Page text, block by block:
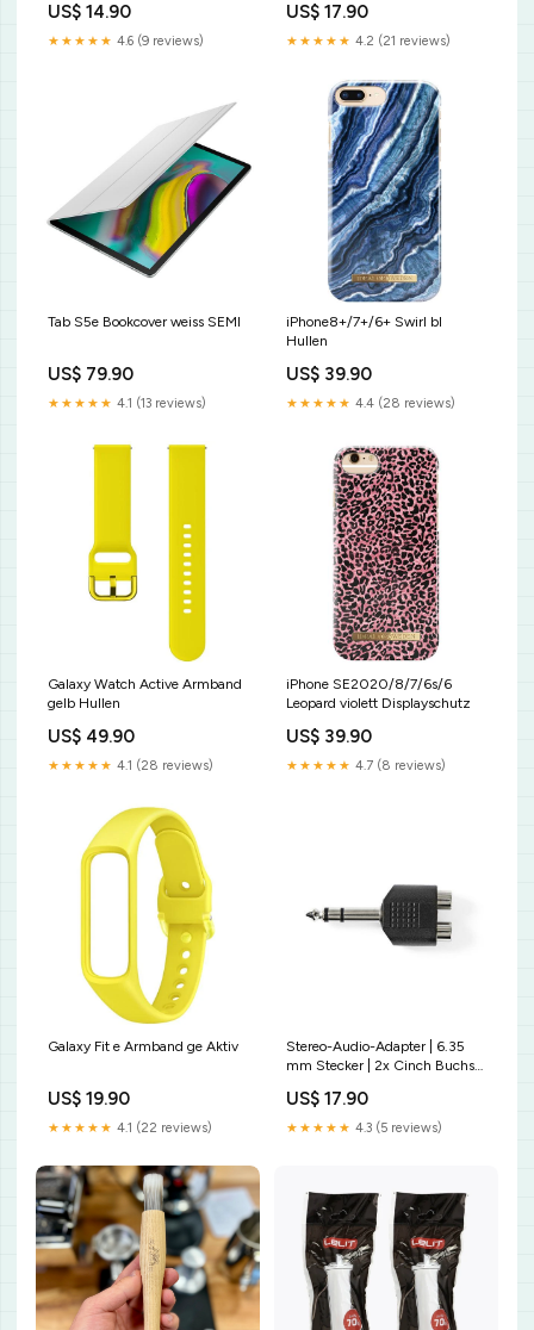
Schwarz | 10 Stück |
Plastikbeutel Aktiv
US$ 14.90
★★★★★ 4.6 (9 reviews)
4.8 mm | PVC | Gelb | 25 Stück
| Plastikbeutel Displayschutz
US$ 17.90
★★★★★ 4.2 (21 reviews)
Tab S5e Bookcover weiss SEMI
US$ 79.90
★★★★★ 4.1 (13 reviews)
iPhone8+/7+/6+ Swirl bl
Hullen
US$ 39.90
★★★★★ 4.4 (28 reviews)
Galaxy Watch Active Armband
gelb Hullen
US$ 49.90
★★★★★ 4.1 (28 reviews)
iPhone SE2020/8/7/6s/6
Leopard violett Displayschutz
US$ 39.90
★★★★★ 4.7 (8 reviews)
Galaxy Fit e Armband ge Aktiv
US$ 19.90
★★★★★ 4.1 (22 reviews)
Stereo-Audio-Adapter | 6.35
mm Stecker | 2x Cinch Buchse
Schwarz | 10 Stück |
Plastikbeutel Displayschutz
US$ 17.90
★★★★★ 4.3 (5 reviews)